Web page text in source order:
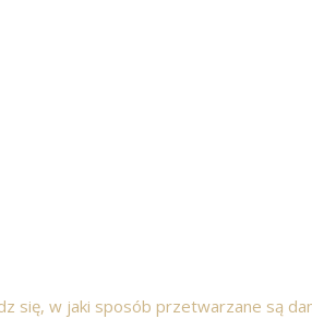
się, w jaki sposób przetwarzane są